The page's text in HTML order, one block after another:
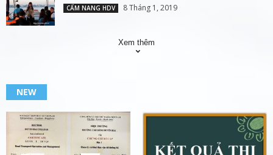
CẨM NANG HDV 8 Tháng 1, 2019
Xem thêm
NEW